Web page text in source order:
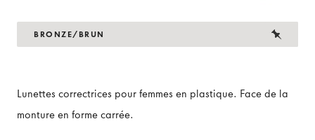
BRONZE/BRUN
Lunettes correctrices pour femmes en plastique. Face de la
monture en forme carrée.